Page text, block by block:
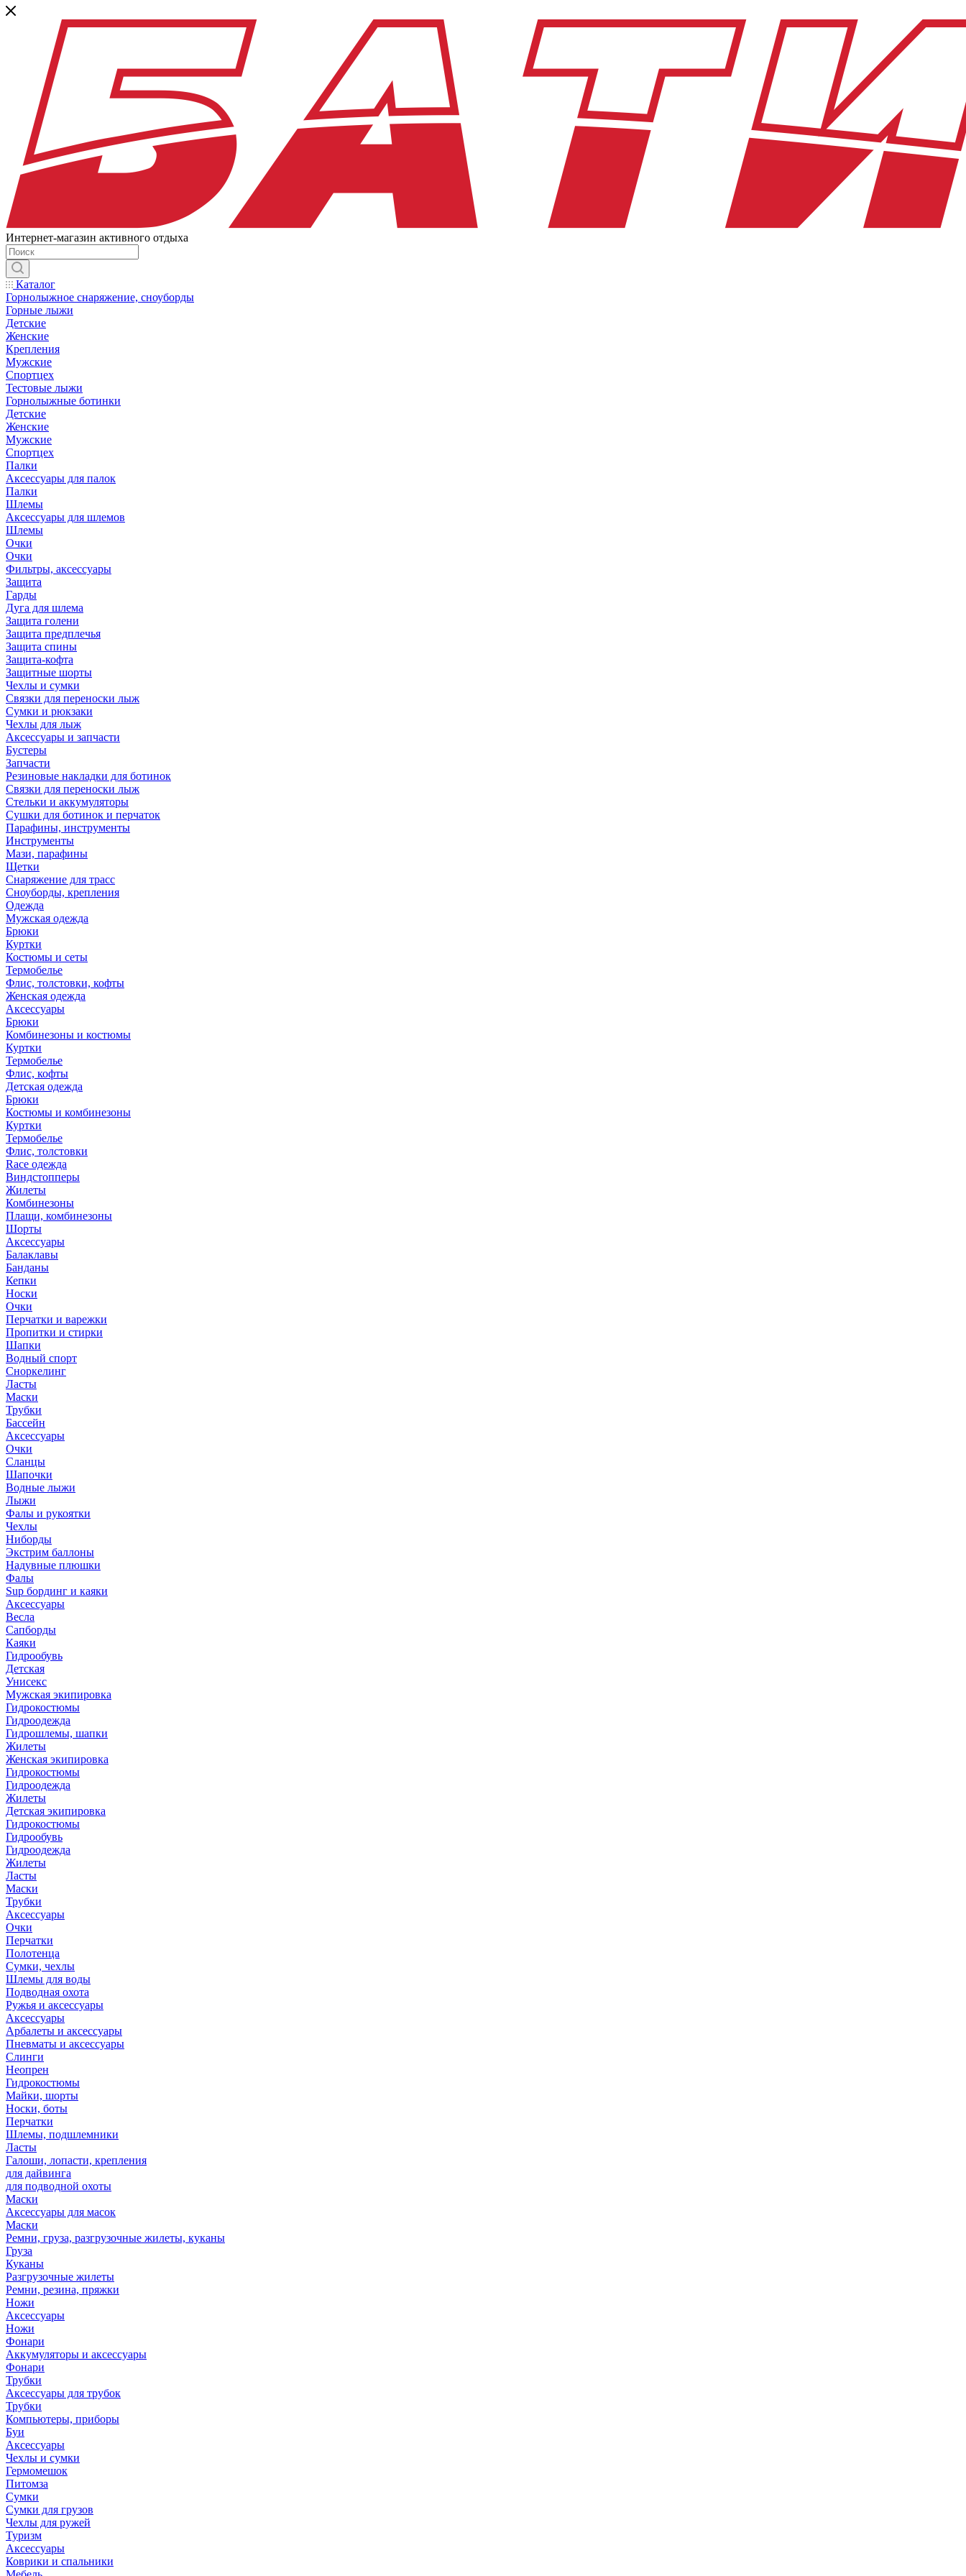
Интернет-магазин активного отдыха
Каталог
Горнолыжное снаряжение, сноуборды
Горные лыжи
Детские
Женские
Крепления
Мужские
Спортцех
Тестовые лыжи
Горнолыжные ботинки
Детские
Женские
Мужские
Спортцех
Палки
Аксессуары для палок
Палки
Шлемы
Аксессуары для шлемов
Шлемы
Очки
Очки
Фильтры, аксессуары
Защита
Гарды
Дуга для шлема
Защита голени
Защита предплечья
Защита спины
Защита-кофта
Защитные шорты
Чехлы и сумки
Связки для переноски лыж
Сумки и рюкзаки
Чехлы для лыж
Аксессуары и запчасти
Бустеры
Запчасти
Резиновые накладки для ботинок
Связки для переноски лыж
Стельки и аккумуляторы
Сушки для ботинок и перчаток
Парафины, инструменты
Инструменты
Мази, парафины
Щетки
Снаряжение для трасс
Сноуборды, крепления
Одежда
Мужская одежда
Брюки
Куртки
Костюмы и сеты
Термобелье
Флис, толстовки, кофты
Женская одежда
Аксессуары
Брюки
Комбинезоны и костюмы
Куртки
Термобелье
Флис, кофты
Детская одежда
Брюки
Костюмы и комбинезоны
Куртки
Термобелье
Флис, толстовки
Race одежда
Виндстопперы
Жилеты
Комбинезоны
Плащи, комбинезоны
Шорты
Аксессуары
Балаклавы
Банданы
Кепки
Носки
Очки
Перчатки и варежки
Пропитки и стирки
Шапки
Водный спорт
Сноркелинг
Ласты
Маски
Трубки
Бассейн
Аксессуары
Очки
Сланцы
Шапочки
Водные лыжи
Лыжи
Фалы и рукоятки
Чехлы
Ниборды
Экстрим баллоны
Надувные плюшки
Фалы
Sup бординг и каяки
Аксессуары
Весла
Сапборды
Каяки
Гидрообувь
Детская
Унисекс
Мужская экипировка
Гидрокостюмы
Гидроодежда
Гидрошлемы, шапки
Жилеты
Женская экипировка
Гидрокостюмы
Гидроодежда
Жилеты
Детская экипировка
Гидрокостюмы
Гидрообувь
Гидроодежда
Жилеты
Ласты
Маски
Трубки
Аксессуары
Очки
Перчатки
Полотенца
Сумки, чехлы
Шлемы для воды
Подводная охота
Ружья и аксессуары
Аксессуары
Арбалеты и аксессуары
Пневматы и аксессуары
Слинги
Неопрен
Гидрокостюмы
Майки, шорты
Носки, боты
Перчатки
Шлемы, подшлемники
Ласты
Галоши, лопасти, крепления
для дайвинга
для подводной охоты
Маски
Аксессуары для масок
Маски
Ремни, груза, разгрузочные жилеты, куканы
Груза
Куканы
Разгрузочные жилеты
Ремни, резина, пряжки
Ножи
Аксессуары
Ножи
Фонари
Аккумуляторы и аксессуары
Фонари
Трубки
Аксессуары для трубок
Трубки
Компьютеры, приборы
Буи
Аксессуары
Чехлы и сумки
Гермомешок
Питомза
Сумки
Сумки для грузов
Чехлы для ружей
Туризм
Аксессуары
Коврики и спальники